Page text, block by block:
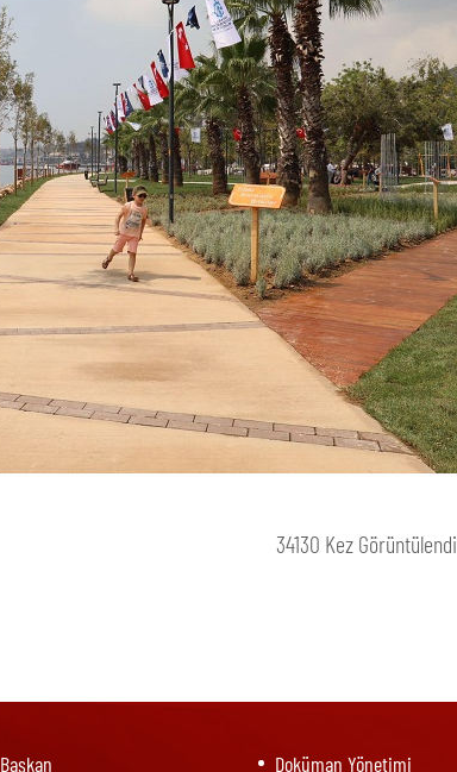
34130 Kez Görüntülendi
Başkan Doküman Yönetimi